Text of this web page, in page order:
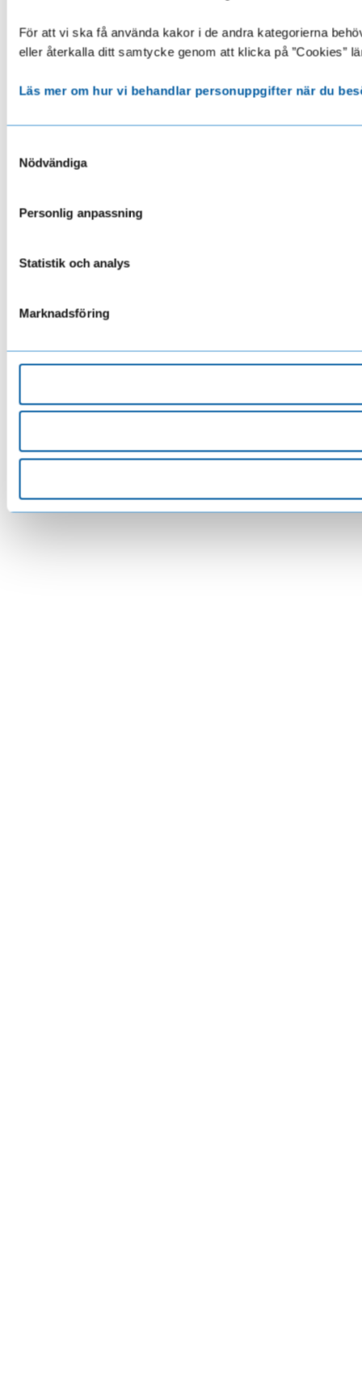
För att vi ska få använda kakor i de andra kategorierna
eller återkalla ditt samtycke genom att klicka på ”Cookies”
Läs mer om hur vi behandlar personuppgifter när du
Nödvändiga
Personlig anpassning
Statistik och analys
Marknadsföring